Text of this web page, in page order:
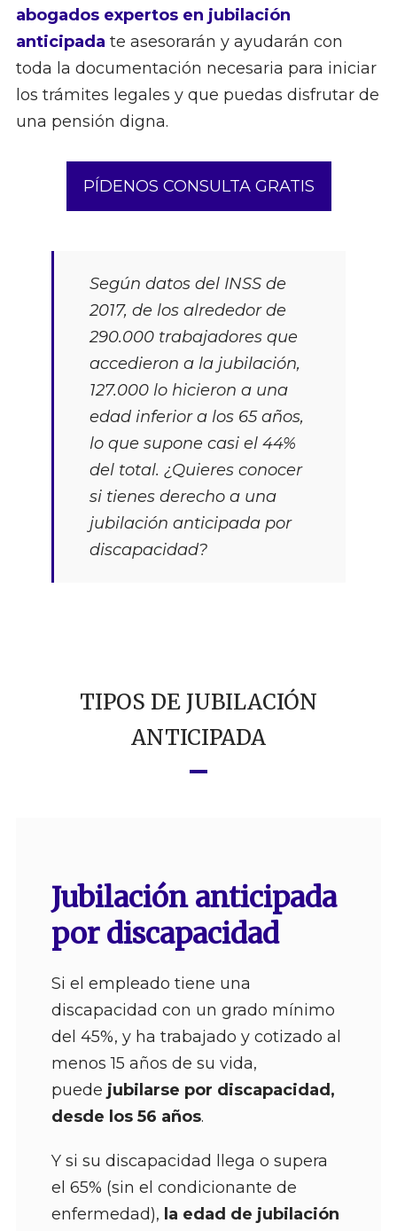
abogados expertos en jubilación
anticipada te asesorarán y ayudarán con
toda la documentación necesaria para iniciar
los trámites legales y que puedas disfrutar de
una pensión digna.
PÍDENOS CONSULTA GRATIS
Según datos del INSS de
2017, de los alrededor de
290.000 trabajadores que
accedieron a la jubilación,
127.000 lo hicieron a una
edad inferior a los 65 años,
lo que supone casi el 44%
del total. ¿Quieres conocer
si tienes derecho a una
jubilación anticipada por
discapacidad?
TIPOS DE JUBILACIÓN
ANTICIPADA
Jubilación anticipada
por discapacidad
Si el empleado tiene una
discapacidad con un grado mínimo
del 45%, y ha trabajado y cotizado al
menos 15 años de su vida,
puede jubilarse por discapacidad,
desde los 56 años.
Y si su discapacidad llega o supera
el 65% (sin el condicionante de
enfermedad), la edad de jubilación